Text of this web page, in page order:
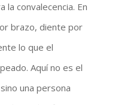
la convalecencia. En
brazo, diente por
lo que el
Aquí no es el
una persona